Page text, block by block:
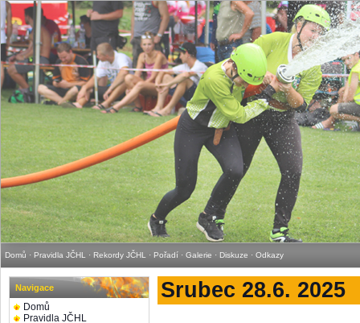
Domů · Pravidla JČHL · Rekordy JČHL · Pořadí · Galerie · Diskuze · Odkazy
Navigace
Domů
Pravidla JČHL
Srubec 28.6. 2025